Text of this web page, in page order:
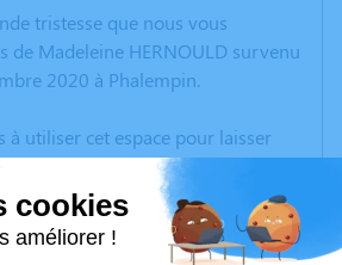
tristesse que nous vous
de Madeleine HERNOULD survenu
2020 à Phalempin.
à utiliser cet espace pour laisser
des photos souvenirs, une
vos pensées à travers des
Cet endroit est un lieu
honorer la mémoire de Madeleine